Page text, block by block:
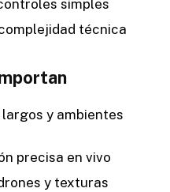
simples
técnica
largos y ambientes
precisa en vivo
y texturas